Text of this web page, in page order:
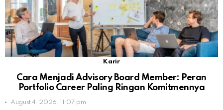
Karir
Cara Menjadi Advisory Board Member: Peran
Portfolio Career Paling Ringan Komitmennya
August 4, 2026, 11:07 pm